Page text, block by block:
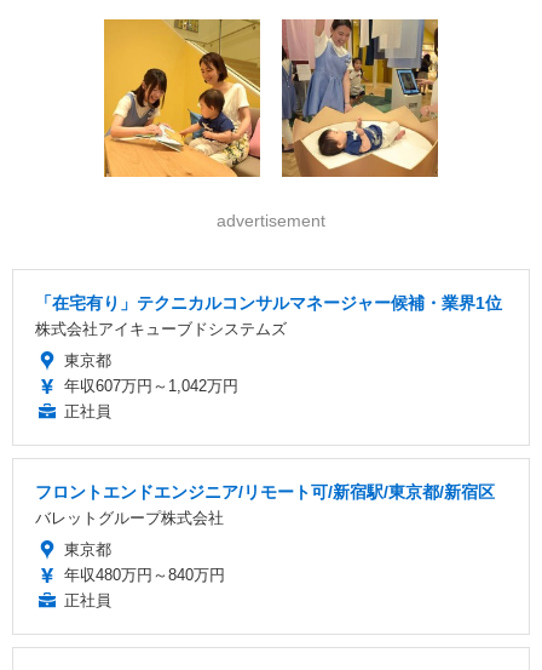
advertisement
「在宅有り」テクニカルコンサルマネージャー候補・業界1位
株式会社アイキューブドシステムズ
東京都
年収607万円～1,042万円
正社員
フロントエンドエンジニア/リモート可/新宿駅/東京都/新宿区
バレットグループ株式会社
東京都
年収480万円～840万円
正社員